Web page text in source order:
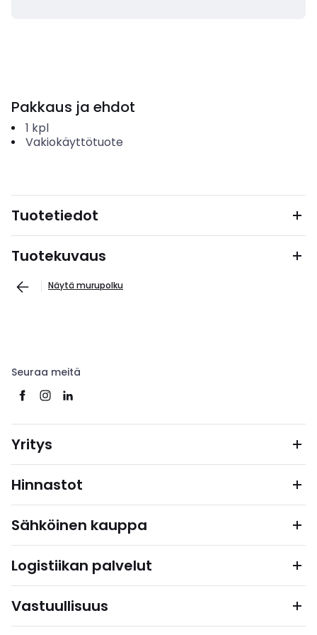
Pakkaus ja ehdot
1 kpl
Vakiokäyttötuote
Tuotetiedot
Tuotekuvaus
Näytä murupolku
Seuraa meitä
Yritys
Hinnastot
Sähköinen kauppa
Logistiikan palvelut
Vastuullisuus